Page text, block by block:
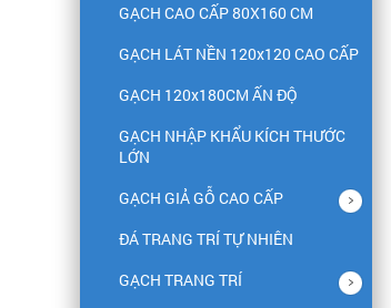
GẠCH CAO CẤP 80X160 CM
GẠCH LÁT NỀN 120x120 CAO CẤP
GẠCH 120x180CM ẤN ĐỘ
GẠCH NHẬP KHẨU KÍCH THƯỚC
LỚN
GẠCH GIẢ GỖ CAO CẤP
ĐÁ TRANG TRÍ TỰ NHIÊN
GẠCH TRANG TRÍ